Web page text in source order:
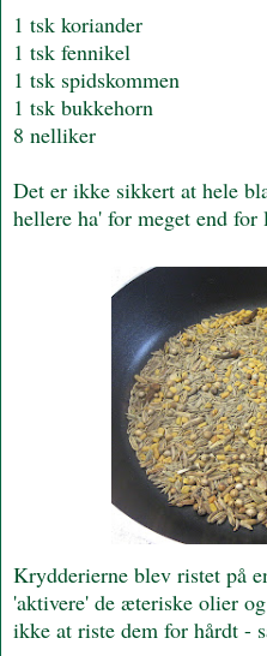
1 tsk koriander
1 tsk fennikel
1 tsk spidskommen
1 tsk bukkehorn
8 nelliker
Det er ikke sikkert at hele
hellere ha' for meget end for
Krydderierne blev ristet på
'aktivere' de æteriske olier
ikke at riste dem for hårdt -